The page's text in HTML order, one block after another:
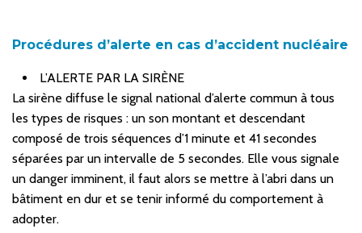
Procédures d’alerte en cas d’accident nucléaire
L’ALERTE PAR LA SIRÈNE
La sirène diffuse le signal national d’alerte commun à tous
les types de risques : un son montant et descendant
composé de trois séquences d’1 minute et 41 secondes
séparées par un intervalle de 5 secondes. Elle vous signale
un danger imminent, il faut alors se mettre à l’abri dans un
bâtiment en dur et se tenir informé du comportement à
adopter.